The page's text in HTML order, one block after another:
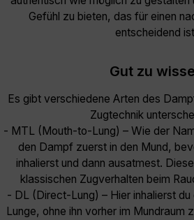
Gefühl zu bieten, das für einen
entscheidend
Gut zu
Es gibt verschiedene Arten des
Zugtechnik
- MTL (Mouth-to-Lung) – Wie der
den Dampf zuerst in den Mund,
inhalierst und dann ausatmest.
klassischen Zugverhalten beim
- DL (Direct-Lung) – Hier inhalierst
Lunge, ohne ihn vorher im Mundraum